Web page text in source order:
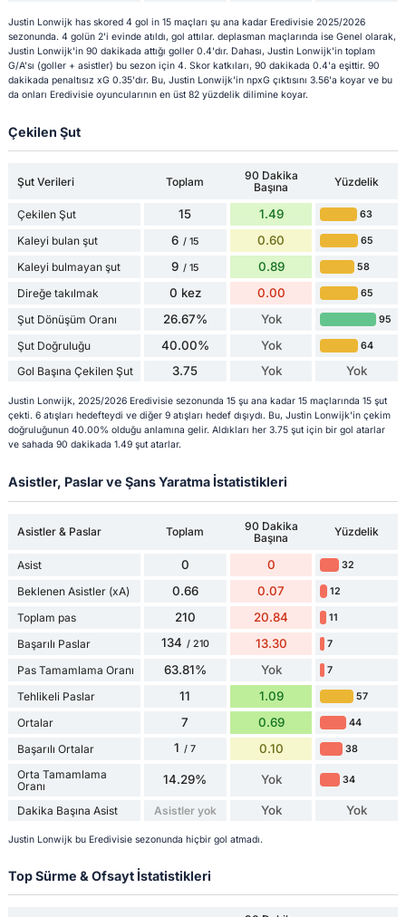
Justin Lonwijk has skored 4 gol in 15 maçları şu ana kadar Eredivisie 2025/2026
sezonunda. 4 golün 2'i evinde atıldı, gol attılar. deplasman maçlarında ise Genel olarak,
Justin Lonwijk'in 90 dakikada attığı goller 0.4'dır. Dahası, Justin Lonwijk'in toplam
G/A'sı (goller + asistler) bu sezon için 4. Skor katkıları, 90 dakikada 0.4'a eşittir. 90
dakikada penaltısız xG 0.35'dır. Bu, Justin Lonwijk'in npxG çıktısını 3.56'a koyar ve bu
da onları Eredivisie oyuncularının en üst 82 yüzdelik dilimine koyar.
Çekilen Şut
Şut Verileri Toplam
90 Dakika
Başına
Yüzdelik
Çekilen Şut 15 1.49 63
Kaleyi bulan şut 6 / 15 0.60 65
Kaleyi bulmayan şut 9 / 15 0.89 58
Direğe takılmak 0 kez 0.00 65
Şut Dönüşüm Oranı 26.67% Yok 95
Şut Doğruluğu 40.00% Yok 64
Gol Başına Çekilen Şut 3.75 Yok Yok
Justin Lonwijk, 2025/2026 Eredivisie sezonunda 15 şu ana kadar 15 maçlarında 15 şut
çekti. 6 atışları hedefteydi ve diğer 9 atışları hedef dışıydı. Bu, Justin Lonwijk'in çekim
doğruluğunun 40.00% olduğu anlamına gelir. Aldıkları her 3.75 şut için bir gol atarlar
ve sahada 90 dakikada 1.49 şut atarlar.
Asistler, Paslar ve Şans Yaratma İstatistikleri
Asistler & Paslar Toplam
90 Dakika
Başına
Yüzdelik
Asist 0 0 32
Beklenen Asistler (xA) 0.66 0.07 12
Toplam pas 210 20.84 11
Başarılı Paslar 134 / 210 13.30 7
Pas Tamamlama Oranı 63.81% Yok 7
Tehlikeli Paslar 11 1.09 57
Ortalar 7 0.69 44
Başarılı Ortalar 1 / 7 0.10 38
Orta Tamamlama
Oranı
14.29% Yok 34
Dakika Başına Asist Asistler yok Yok Yok
Justin Lonwijk bu Eredivisie sezonunda hiçbir gol atmadı.
Top Sürme & Ofsayt İstatistikleri